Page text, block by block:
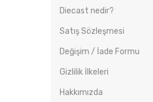
Diecast nedir?
Satış Sözleşmesi
Değişim / İade Formu
Gizlilik İlkeleri
Hakkımızda